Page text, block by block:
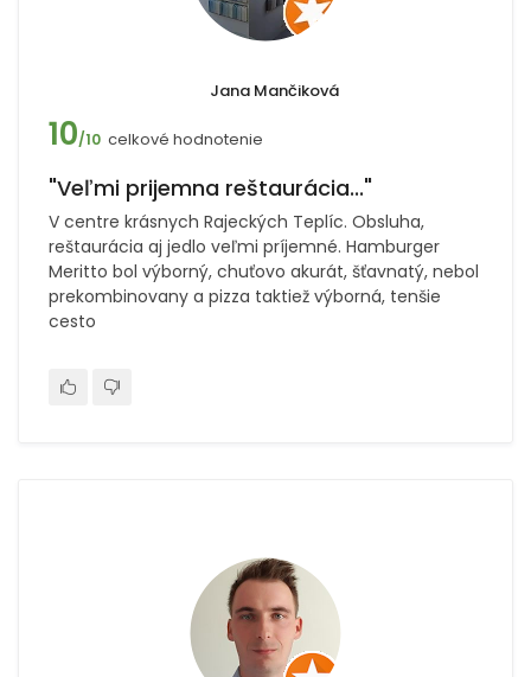
Jana Mančiková
10/10 celkové hodnotenie
"Veľmi prijemna reštaurácia..."
V centre krásnych Rajeckých Teplíc. Obsluha,
reštaurácia aj jedlo veľmi príjemné. Hamburger
Meritto bol výborný, chuťovo akurát, šťavnatý, nebol
prekombinovany a pizza taktiež výborná, tenšie
cesto